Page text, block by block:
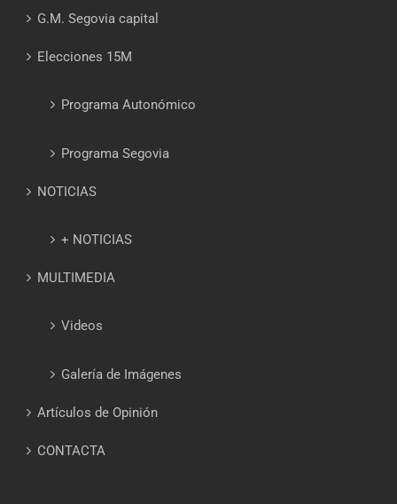
G.M. Segovia capital
Elecciones 15M
Programa Autonómico
Programa Segovia
NOTICIAS
+ NOTICIAS
MULTIMEDIA
Videos
Galería de Imágenes
Artículos de Opinión
CONTACTA